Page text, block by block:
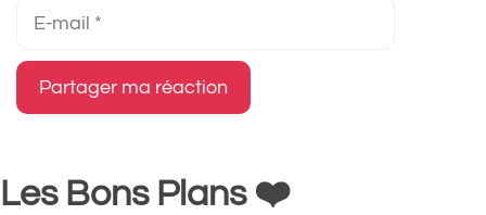
Les Bons Plans ❤️